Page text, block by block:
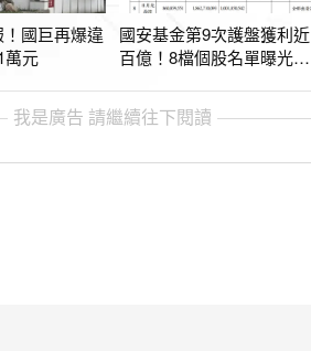
國巨再爆違
萬元
國安基金第9次護盤獲利近
百億！8檔個股名單曝光
我是廣告 請繼續往下閱讀